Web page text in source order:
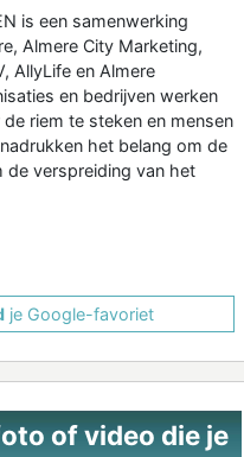
is een samenwerking
Almere City Marketing,
AllyLife en Almere
en bedrijven werken
riem te steken en mensen
het belang om de
de verspreiding van het
je Google-favoriet
of video die je